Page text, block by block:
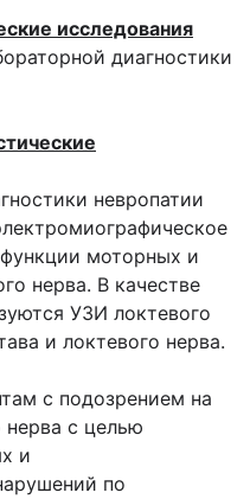
исследования
диагностики
невропатии
моторных и
нерва. В качестве
УЗИ локтевого
и локтевого нерва.
с подозрением на
нерва с целью
и
по